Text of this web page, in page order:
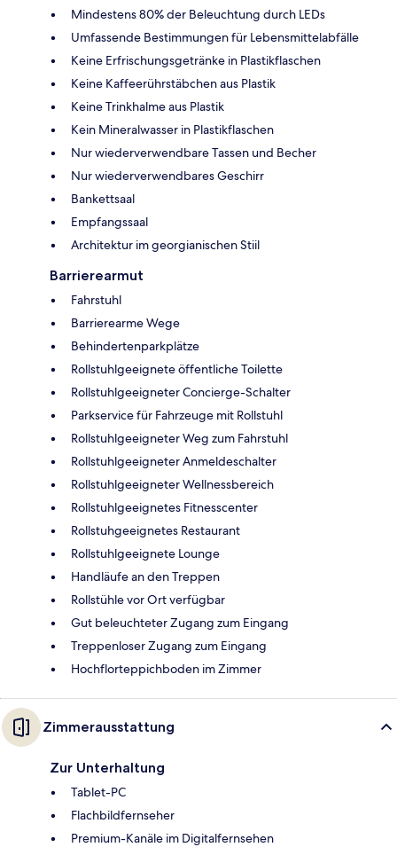
Mindestens 80% der Beleuchtung durch LEDs
Umfassende Bestimmungen für Lebensmittelabfälle
Keine Erfrischungsgetränke in Plastikflaschen
Keine Kaffeerührstäbchen aus Plastik
Keine Trinkhalme aus Plastik
Kein Mineralwasser in Plastikflaschen
Nur wiederverwendbare Tassen und Becher
Nur wiederverwendbares Geschirr
Bankettsaal
Empfangssaal
Architektur im georgianischen Stiil
Barrierearmut
Fahrstuhl
Barrierearme Wege
Behindertenparkplätze
Rollstuhlgeeignete öffentliche Toilette
Rollstuhlgeeigneter Concierge-Schalter
Parkservice für Fahrzeuge mit Rollstuhl
Rollstuhlgeeigneter Weg zum Fahrstuhl
Rollstuhlgeeigneter Anmeldeschalter
Rollstuhlgeeigneter Wellnessbereich
Rollstuhlgeeignetes Fitnesscenter
Rollstuhgeeignetes Restaurant
Rollstuhlgeeignete Lounge
Handläufe an den Treppen
Rollstühle vor Ort verfügbar
Gut beleuchteter Zugang zum Eingang
Treppenloser Zugang zum Eingang
Hochflorteppichboden im Zimmer
Zimmerausstattung
Zur Unterhaltung
Tablet-PC
Flachbildfernseher
Premium-Kanäle im Digitalfernsehen